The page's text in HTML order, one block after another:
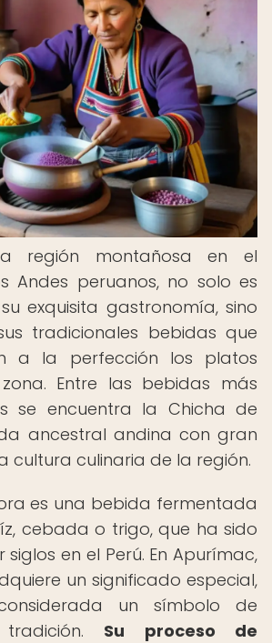
región montañosa en el
Andes peruanos, no solo es
exquisita gastronomía, sino
tradicionales bebidas que
a la perfección los platos
Entre las bebidas más
se encuentra la Chicha de
ancestral andina con gran
cultura culinaria de la región.
es una bebida fermentada
cebada o trigo, que ha sido
en el Perú. En Apurímac,
un significado especial,
un símbolo de
Su proceso de